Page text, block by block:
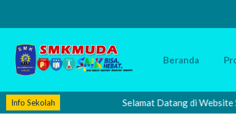
Beranda
Info Sekolah Selamat Datang di Website